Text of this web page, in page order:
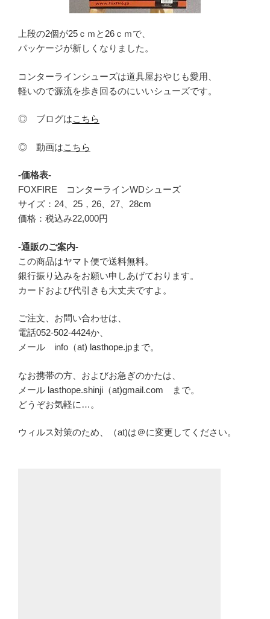
上段の2個が25ｃｍと26ｃｍで、
パッケージが新しくなりました。
コンターラインシューズは道具屋おやじも愛用、
軽いので源流を歩き回るのにいいシューズです。
◎ ブログはこちら
◎ 動画はこちら
-価格表-
FOXFIRE コンターラインWDシューズ
サイズ：24、25，26、27、28cm
価格：税込み22,000円
-通販のご案内-
この商品はヤマト便で送料無料。
銀行振り込みをお願い申しあげております。
カードおよび代引きも大丈夫ですよ。
ご注文、お問い合わせは、
電話052-502-4424か、
メール info（at) lasthope.jpまで。
なお携帯の方、およびお急ぎのかたは、
メール lasthope.shinji（at)gmail.com まで。
どうぞお気軽に…。
ウィルス対策のため、（at)は＠に変更してください。